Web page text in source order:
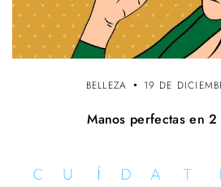
BELLEZA 19 DE
Manos perfectas en